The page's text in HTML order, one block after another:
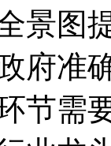
景图
府准
节需